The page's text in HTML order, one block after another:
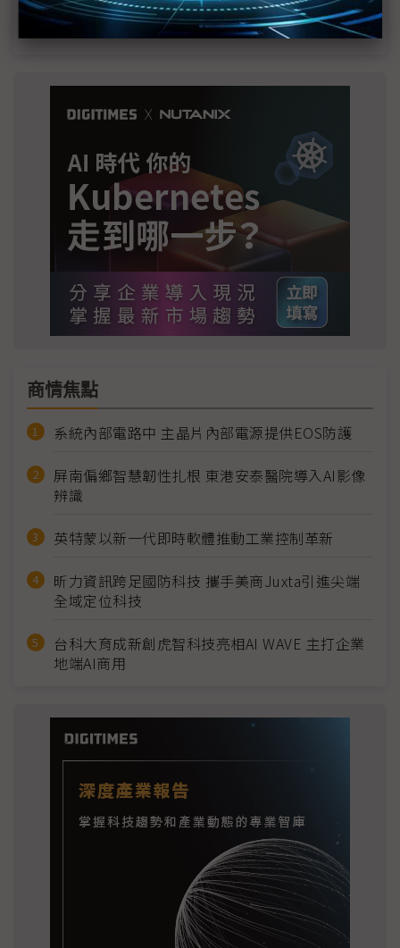
光進銅退更明確？ 聯發科估SerDes 448G為銅
線「最終戰場」
商情焦點
系統內部電路中 主晶片內部電源提供EOS防護
屏南偏鄉智慧韌性扎根 東港安泰醫院導入AI影像
辨識
英特蒙以新一代即時軟體推動工業控制革新
昕力資訊跨足國防科技 攜手美商Juxta引進尖端
全域定位科技
台科大育成新創虎智科技亮相AI WAVE 主打企業
地端AI商用